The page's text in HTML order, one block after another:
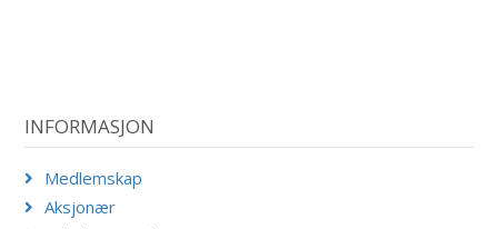
INFORMASJON
Medlemskap
Aksjonær